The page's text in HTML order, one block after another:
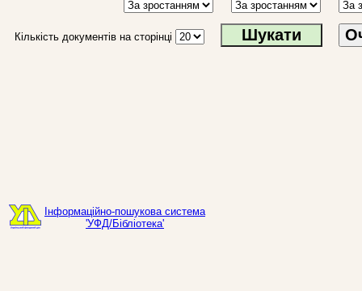
Кількість документів на сторінці
Інформаційно-пошукова система
'УФД/Бібліотека'